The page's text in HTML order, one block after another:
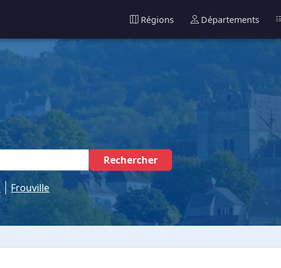
Régions Départements
Rechercher
Frouville